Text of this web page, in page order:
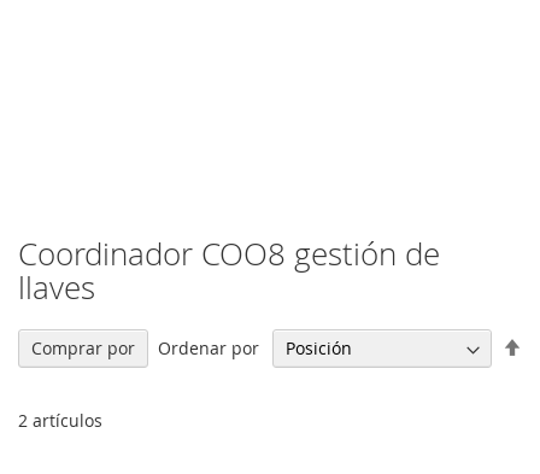
Coordinador COO8 gestión de
llaves
2 artículos
Ordenar por
Comprar por